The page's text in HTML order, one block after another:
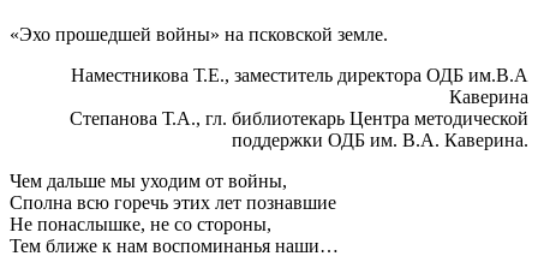
«Эхо прошедшей войны» на псковской земле.
Наместникова Т.Е., заместитель директора ОДБ им.В.А
Каверина
Степанова Т.А., гл. библиотекарь Центра методической
поддержки ОДБ им. В.А. Каверина.
Чем дальше мы уходим от войны,
Сполна всю горечь этих лет познавшие
Не понаслышке, не со стороны,
Тем ближе к нам воспоминанья наши…